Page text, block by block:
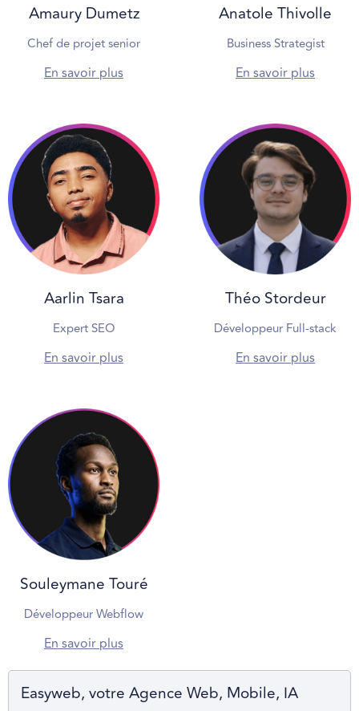
Amaury Dumetz
Chef de projet senior
En savoir plus
Anatole Thivolle
Business Strategist
En savoir plus
Aarlin Tsara
Expert SEO
En savoir plus
Théo Stordeur
Développeur Full-stack
En savoir plus
Souleymane Touré
Développeur Webflow
En savoir plus
Easyweb, votre Agence Web, Mobile, IA